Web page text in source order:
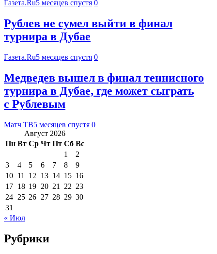
Газета.Ru5 месяцев спустя 0
Рублев не сумел выйти в финал
турнира в Дубае
Газета.Ru5 месяцев спустя 0
Медведев вышел в финал теннисного
турнира в Дубае, где может сыграть
с Рублевым
Матч ТВ5 месяцев спустя 0
Август 2026
Пн Вт Ср Чт Пт Сб Вс
1
2
3
4 5 6 7 8
9
10 11 12 13 14 15 16
17 18 19 20 21 22 23
24 25 26 27 28 29 30
31
« Июл
Рубрики